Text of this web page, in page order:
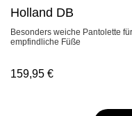
Holland DB
Besonders weiche Pantolette für
empfindliche Füße
159,95 €